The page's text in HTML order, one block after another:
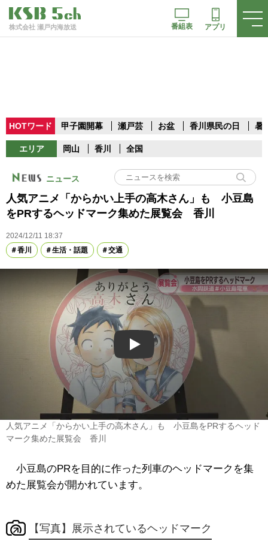
株式会社 瀬戸内海放送 番組表 アプリ
HOTワード 甲子園開幕 瀬戸芸 お盆 香川県民の日 暑
エリア 岡山 香川 全国
ニュース
人気アニメ「からかい上手の高木さん」も 小豆島
をPRするヘッドマーク集めた展覧会 香川
2024/12/11 18:37
香川
生活・話題 交通
Play
人気アニメ「からかい上手の高木さん」も 小豆島をPRするヘッド
マーク集めた展覧会 香川
小豆島のPRを目的に作った列車のヘッドマークを集
めた展覧会が開かれています。
【写真】展示されているヘッドマーク